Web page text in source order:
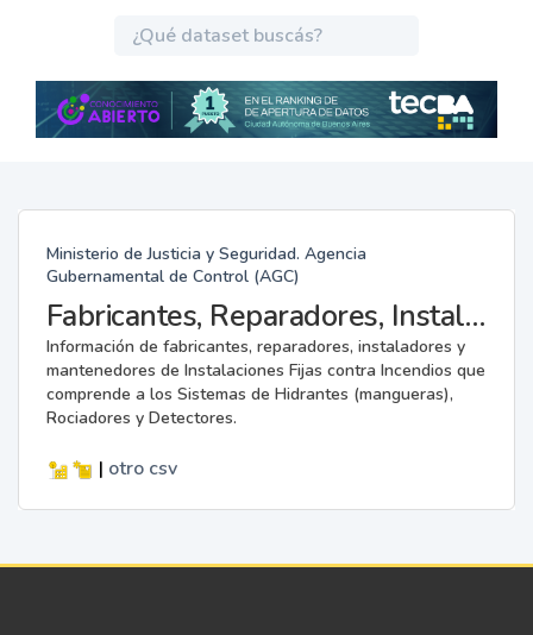
Ministerio de Justicia y Seguridad. Agencia
Gubernamental de Control (AGC)
Fabricantes, Reparadores, Instaladores y Mantenedores de Instalaciones Fijas contra Incendios.
Información de fabricantes, reparadores, instaladores y
mantenedores de Instalaciones Fijas contra Incendios que
comprende a los Sistemas de Hidrantes (mangueras),
Rociadores y Detectores.
| otro csv